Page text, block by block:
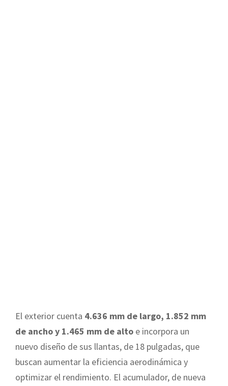
El exterior cuenta 4.636 mm de largo, 1.852 mm
de ancho y 1.465 mm de alto e incorpora un
nuevo diseño de sus llantas, de 18 pulgadas, que
buscan aumentar la eficiencia aerodinámica y
optimizar el rendimiento. El acumulador, de nueva